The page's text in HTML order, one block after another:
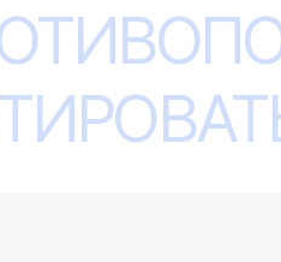
и Кандида)
во влагалище